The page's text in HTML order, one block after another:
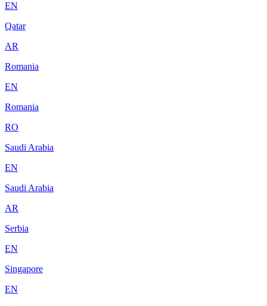
EN
Qatar
AR
Romania
EN
Romania
RO
Saudi Arabia
EN
Saudi Arabia
AR
Serbia
EN
Singapore
EN